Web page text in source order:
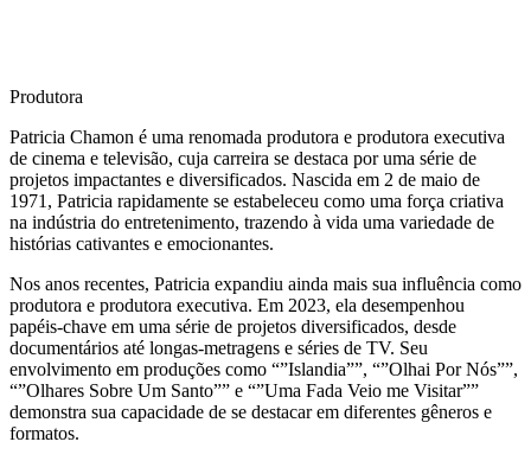
Produtora
Patricia Chamon é uma renomada produtora e produtora executiva
de cinema e televisão, cuja carreira se destaca por uma série de
projetos impactantes e diversificados. Nascida em 2 de maio de
1971, Patricia rapidamente se estabeleceu como uma força criativa
na indústria do entretenimento, trazendo à vida uma variedade de
histórias cativantes e emocionantes.
Nos anos recentes, Patricia expandiu ainda mais sua influência como
produtora e produtora executiva. Em 2023, ela desempenhou
papéis-chave em uma série de projetos diversificados, desde
documentários até longas-metragens e séries de TV. Seu
envolvimento em produções como “”Islandia””, “”Olhai Por Nós””,
“”Olhares Sobre Um Santo”” e “”Uma Fada Veio me Visitar””
demonstra sua capacidade de se destacar em diferentes gêneros e
formatos.